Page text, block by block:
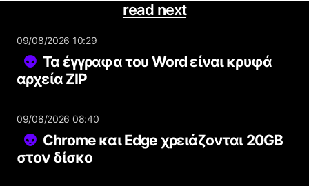
read next
09/08/2026 10:29
Τα έγγραφα του Word είναι κρυφά
αρχεία ZIP
09/08/2026 08:40
Chrome και Edge χρειάζονται 20GB
στον δίσκο